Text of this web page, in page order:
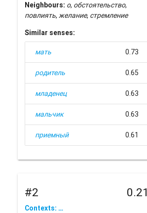
Neighbours: о, обстоятельство,
повлиять,желание, стремление
Similar senses:
мать 0.73
родитель 0.65
младенец 0.63
мальчик 0.63
приемный 0.61
#2 0.21
Contexts: …